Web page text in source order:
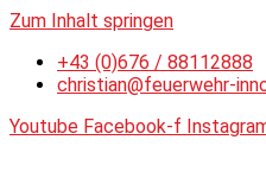
Zum Inhalt springen
+43 (0)676 / 88112888
christian@feuerwehr-
Youtube Facebook-f